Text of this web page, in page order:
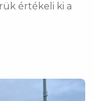
értékeli ki a